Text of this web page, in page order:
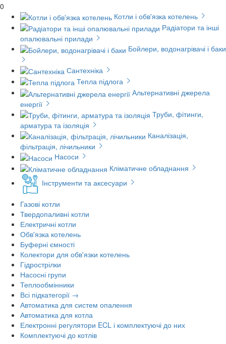
0
Котли і обв'язка котелень
Радіатори та інші
опалювальні прилади
Бойлери, водонагрівачі і баки
Сантехніка
Тепла підлога
Альтернативні джерела
енергії
Труби, фітинги,
арматура та ізоляція
Каналізація,
фільтрація, лічильники
Насоси
Кліматичне обладнання
Інструменти та аксесуари
Газові котли
Твердопаливні котли
Електричні котли
Обв'язка котелень
Буферні ємності
Колектори для обв'язки котелень
Гідрострілки
Насосні групи
Теплообмінники
Всі підкатегорії →
Автоматика для систем опалення
Автоматика для котла
Електронні регулятори ECL і комплектуючі до них
Комплектуючі до котлів